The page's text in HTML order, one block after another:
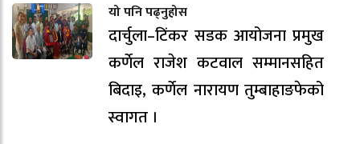
यो पनि पढ्नुहोस
दार्चुला–टिंकर सडक आयोजना प्रमुख
कर्णेल राजेश कटवाल सम्मानसहित
बिदाइ, कर्णेल नारायण तुम्बाहाङफेको
स्वागत ।